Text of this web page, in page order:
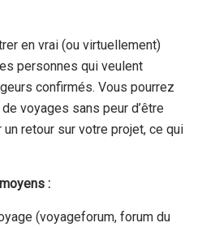
en vrai (ou virtuellement)
personnes qui veulent
confirmés. Vous pourrez
voyages sans peur d’être
retour sur votre projet, ce qui
:
(voyageforum, forum du